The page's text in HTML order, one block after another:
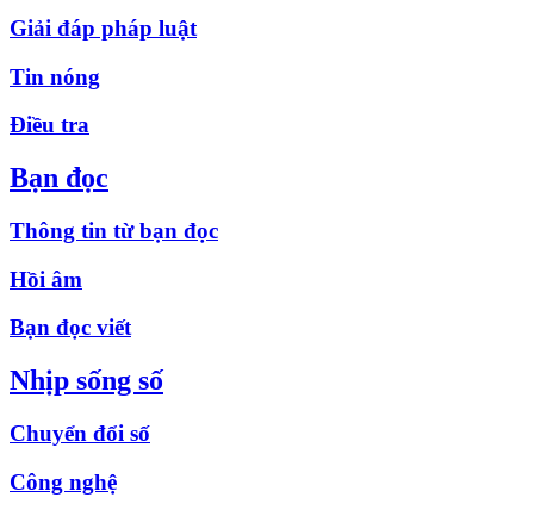
Giải đáp pháp luật
Tin nóng
Điều tra
Bạn đọc
Thông tin từ bạn đọc
Hồi âm
Bạn đọc viết
Nhịp sống số
Chuyển đổi số
Công nghệ